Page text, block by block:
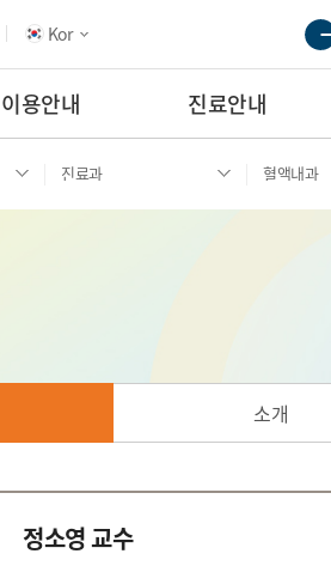
Kor
이용안내 진료안내
진료과 혈액내과
소개
정소영 교수